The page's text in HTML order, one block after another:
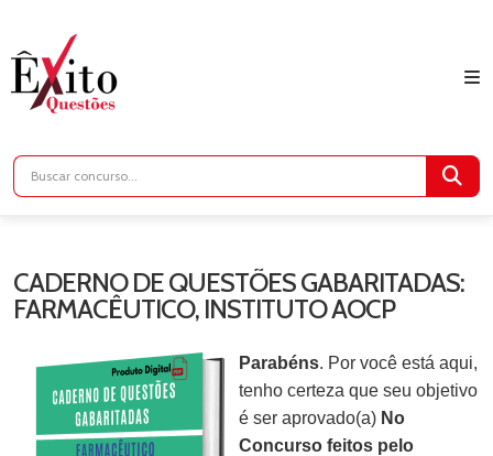
CADERNO DE QUESTÕES GABARITADAS:
FARMACÊUTICO, INSTITUTO AOCP
Parabéns. Por você está aqui,
tenho certeza que seu objetivo
é ser aprovado(a) No
Concurso feitos pelo